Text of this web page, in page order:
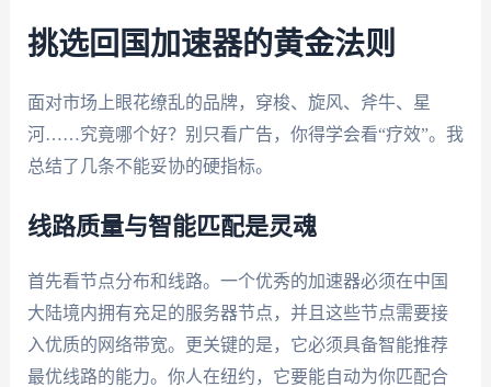
挑选回国加速器的黄金法则
面对市场上眼花缭乱的品牌，穿梭、旋风、斧牛、星
河……究竟哪个好？别只看广告，你得学会看“疗效”。我
总结了几条不能妥协的硬指标。
线路质量与智能匹配是灵魂
首先看节点分布和线路。一个优秀的加速器必须在中国
大陆境内拥有充足的服务器节点，并且这些节点需要接
入优质的网络带宽。更关键的是，它必须具备智能推荐
最优线路的能力。你人在纽约，它要能自动为你匹配合